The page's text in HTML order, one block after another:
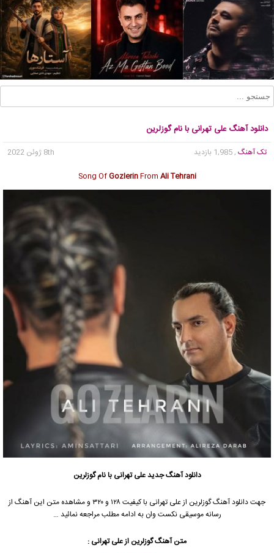
دانلود آهنگ علی تهرانی با نام گوزلرین
تک آهنگ , 1,985 بازدید
8th ژوئن 2022
Song OfGozlerinFrom Ali Tehrani
دانلود آهنگ جدیدعلی تهرانی با نام گوزلرین
جهت دانلود آهنگ گوزلرین ازعلی تهرانی
با کیفیت ۱۲۸ و ۳۲۰ و مشاهده متن این آهنگ از
رسانه موسیقی نکست وان به ادامه مطلب مراجعه نمائید …
متن آهنگ گوزلرین ازعلی تهرانی :